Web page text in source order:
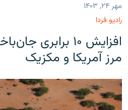
مهر ۲۴, ۱۴۰۳
رادیو فردا
افزایش ۱۰ برابری
مرز آمریکا و مکزیک